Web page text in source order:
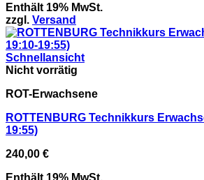
Enthält 19% MwSt.
zzgl. Versand
Schnellansicht
Nicht vorrätig
ROT-Erwachsene
ROTTENBURG Technikkurs
19:55)
240,00 €